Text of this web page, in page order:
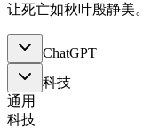
让死亡如秋叶殷静美。
ChatGPT
科技
通用
科技